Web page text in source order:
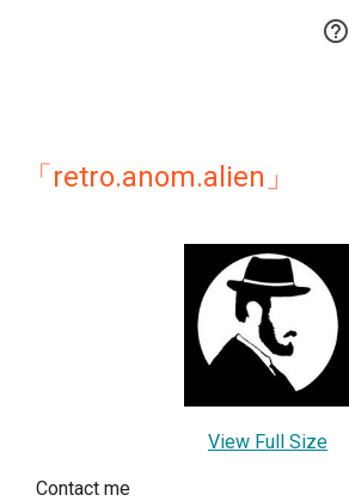

「retro.anom.alien」
View Full Size
Contact me